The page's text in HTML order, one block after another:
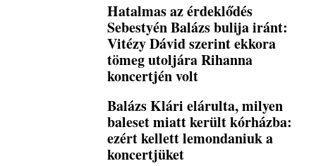
Hatalmas az érdeklődés
Sebestyén Balázs bulija iránt:
Vitézy Dávid szerint ekkora
tömeg utoljára Rihanna
koncertjén volt
Balázs Klári elárulta, milyen
baleset miatt került kórházba:
ezért kellett lemondaniuk a
koncertjüket